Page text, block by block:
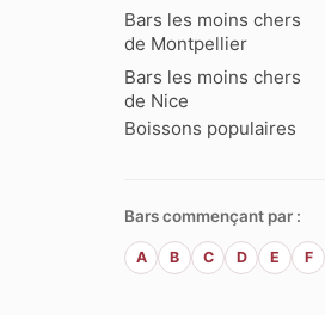
Bars les moins chers
de Montpellier
Bars les moins chers
de Nice
Boissons populaires
Bars commençant par :
A B C D E F